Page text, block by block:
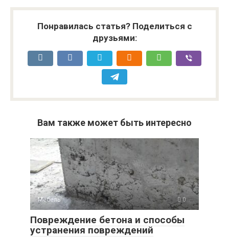
Понравилась статья? Поделиться с
друзьями:
Вам также может быть интересно
Мебель 0
Повреждение бетона и способы
устранения повреждений